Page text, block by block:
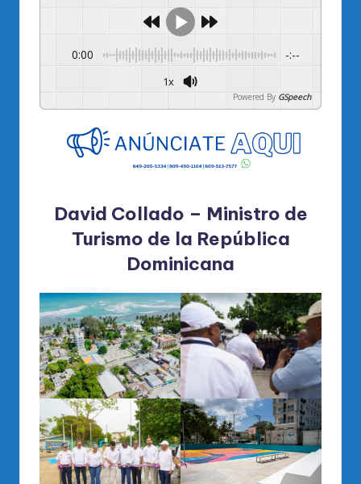
0:00 -:--
1x
Powered By GSpeech
David Collado – Ministro de
Turismo de la República
Dominicana